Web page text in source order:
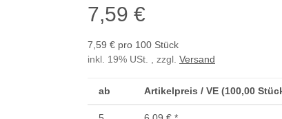
7,59 €
7,59 € pro 100 Stück
inkl. 19% USt. , zzgl. Versand
ab Artikelpreis / VE (100,00